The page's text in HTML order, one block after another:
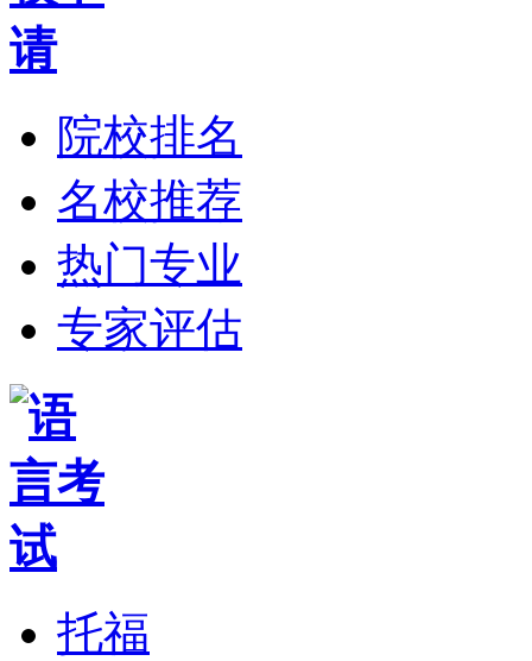
院校排名
名校推荐
热门专业
专家评估
托福